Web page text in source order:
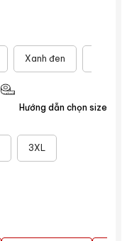
Xanh đen
3XL
Hướng dẫn chọn size